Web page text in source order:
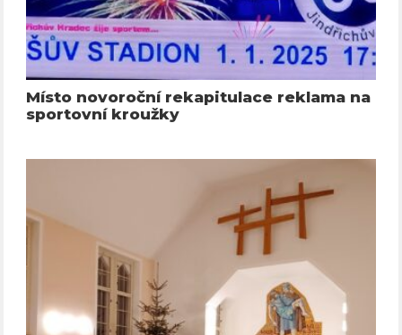
Místo novoroční rekapitulace reklama na
sportovní kroužky